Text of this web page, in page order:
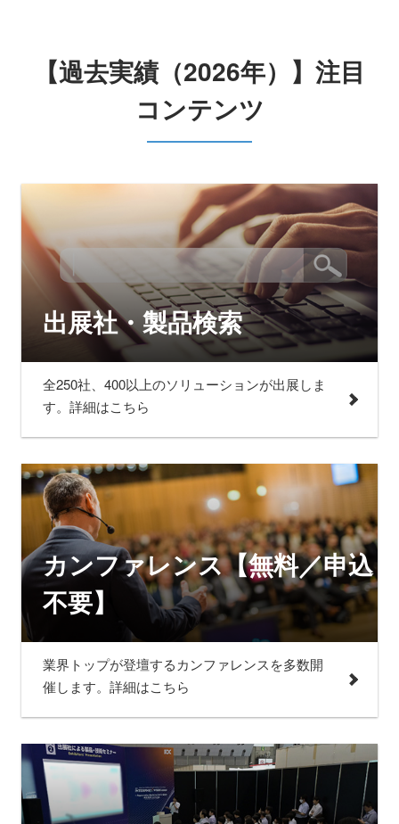
【過去実績（2026年）】注目
コンテンツ
出展社・製品検索
全250社、400以上のソリューションが出展しま
す。詳細はこちら
カンファレンス【無料／申込
不要】
業界トップが登壇するカンファレンスを多数開
催します。詳細はこちら